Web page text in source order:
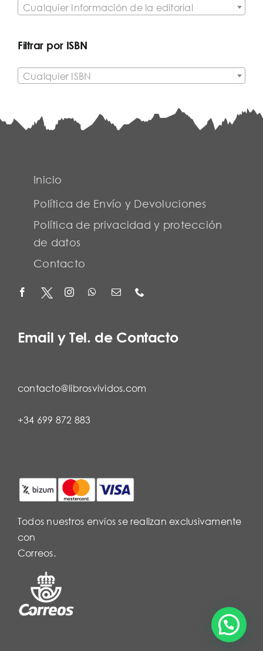
Cualquier Información de la editorial
Filtrar por ISBN
Cualquier ISBN
Inicio
Política de Envío y Devoluciones
Política de privacidad y protección
de datos
Contacto
Email y Tel. de Contacto
contacto@librosvividos.com
+34 699 872 883
Todos nuestros envíos se realizan exclusivamente
con
Correos.